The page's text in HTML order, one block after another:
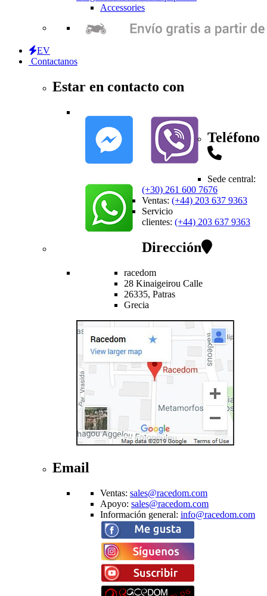
Accessories
EV
Contactanos
Estar en contacto con
Teléfono
Sede central:
(+30) 261 600 7676
Ventas: (+44) 203 637 9363
Servicio
clientes: (+44) 203 637 9363
Dirección
racedom
28 Kinaigeirou Calle
26335, Patras
Grecia
Email
Ventas: sales@racedom.com
Apoyo: sales@racedom.com
Información general: info@racedom.com